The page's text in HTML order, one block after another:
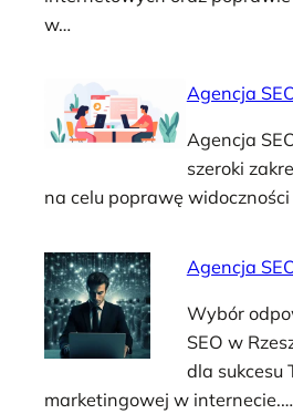
w…
Agencja
Agencja
szeroki
na celu poprawę
Agencja
Wybór
SEO w
dla sukcesu
marketingowej w internecie.…